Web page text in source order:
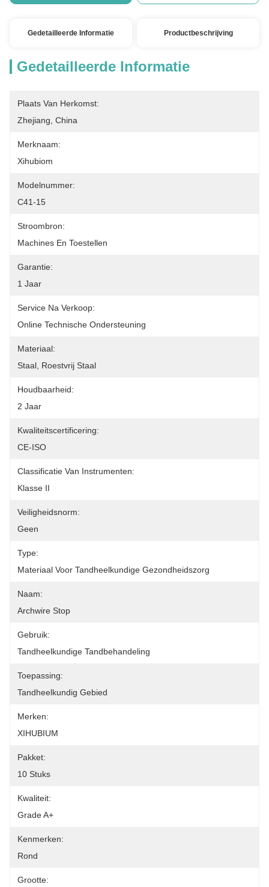
Gedetailleerde Informatie Productbeschrijving
Gedetailleerde Informatie
Plaats Van Herkomst:
Zhejiang, China
Merknaam:
Xihubiom
Modelnummer:
C41-15
Stroombron:
Machines En Toestellen
Garantie:
1 Jaar
Service Na Verkoop:
Online Technische Ondersteuning
Materiaal:
Staal, Roestvrij Staal
Houdbaarheid:
2 Jaar
Kwaliteitscertificering:
CE-ISO
Classificatie Van Instrumenten:
Klasse II
Veiligheidsnorm:
Geen
Type:
Materiaal Voor Tandheelkundige Gezondheidszorg
Naam:
Archwire Stop
Gebruik:
Tandheelkundige Tandbehandeling
Toepassing:
Tandheelkundig Gebied
Merken:
XIHUBIUM
Pakket:
10 Stuks
Kwaliteit:
Grade A+
Kenmerken:
Rond
Grootte: